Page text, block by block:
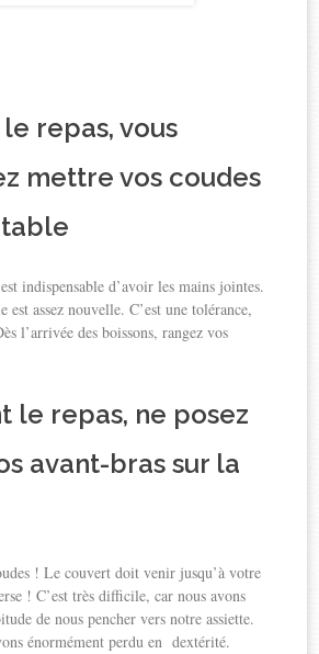
repas, vous
mettre vos coudes
indispensable d’avoir les mains jointes.
assez nouvelle. C’est une tolérance,
l’arrivée des boissons, rangez vos
le repas, ne posez
avant-bras sur la
! Le couvert doit venir jusqu’à votre
! C’est très difficile, car nous avons
de nous pencher vers notre assiette.
énormément perdu en dextérité.